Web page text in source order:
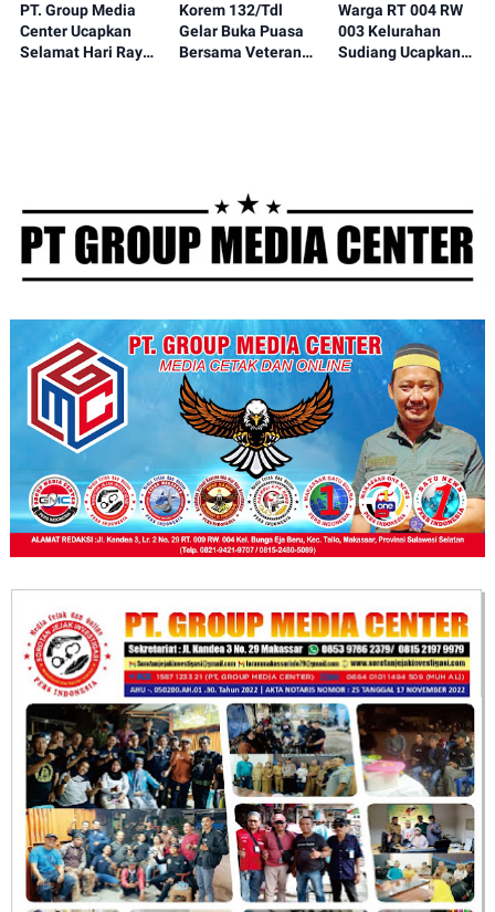
PT. Group Media
Center Ucapkan
Selamat Hari Raya
Korem 132/Tdl
Gelar Buka Puasa
Bersama Veteran
Warga RT 004 RW
003 Kelurahan
Sudiang Ucapkan